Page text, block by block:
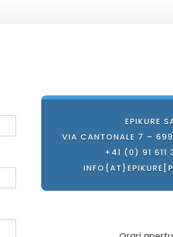
EPIKURE
VIA CANTONALE 7 –
+41 (0) 91 611